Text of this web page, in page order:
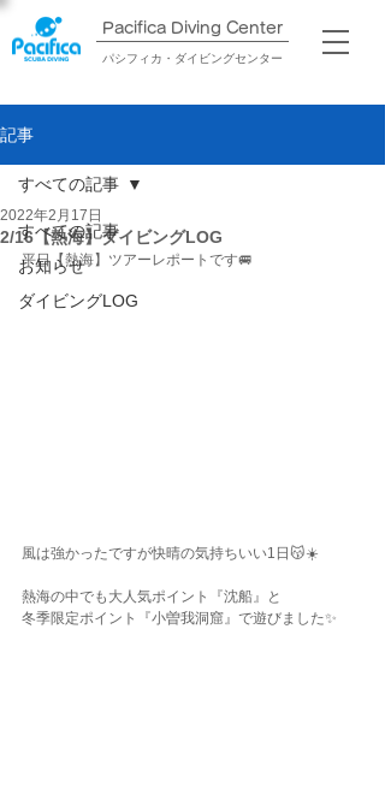
Pacifica Diving Center​
パシフィカ・ダイビングセンター
記事
すべての記事
お知らせ
ダイビングLOG
すべての記事
2/16【熱海】ダイビングLOG
2022年2月17日
平日【熱海】ツアーレポートです🚐
風は強かったですが快晴の気持ちいい1日😽☀️
熱海の中でも大人気ポイント『沈船』と
冬季限定ポイント『小曽我洞窟』で遊びました✨